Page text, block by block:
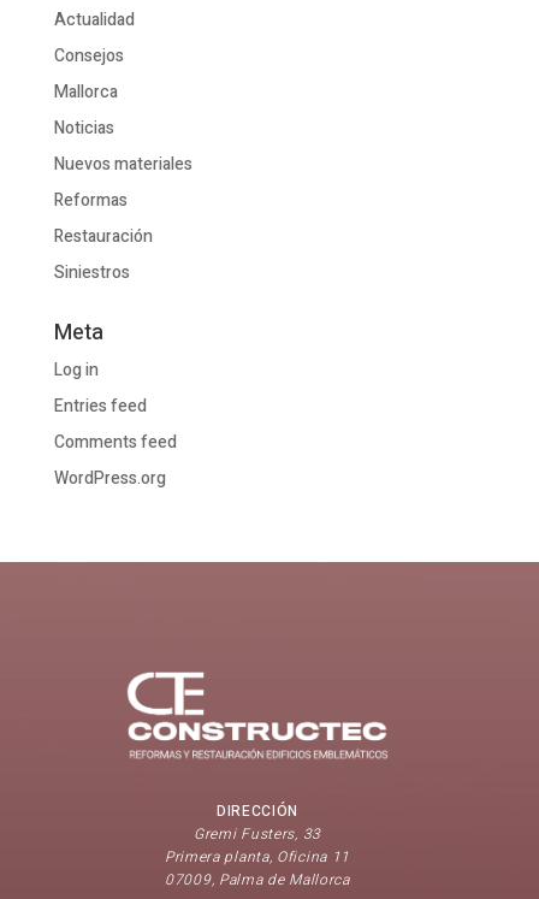
Actualidad
Consejos
Mallorca
Noticias
Nuevos materiales
Reformas
Restauración
Siniestros
Meta
Log in
Entries feed
Comments feed
WordPress.org
DIRECCIÓN
Gremi Fusters, 33
Primera planta, Oficina 11
07009, Palma de Mallorca